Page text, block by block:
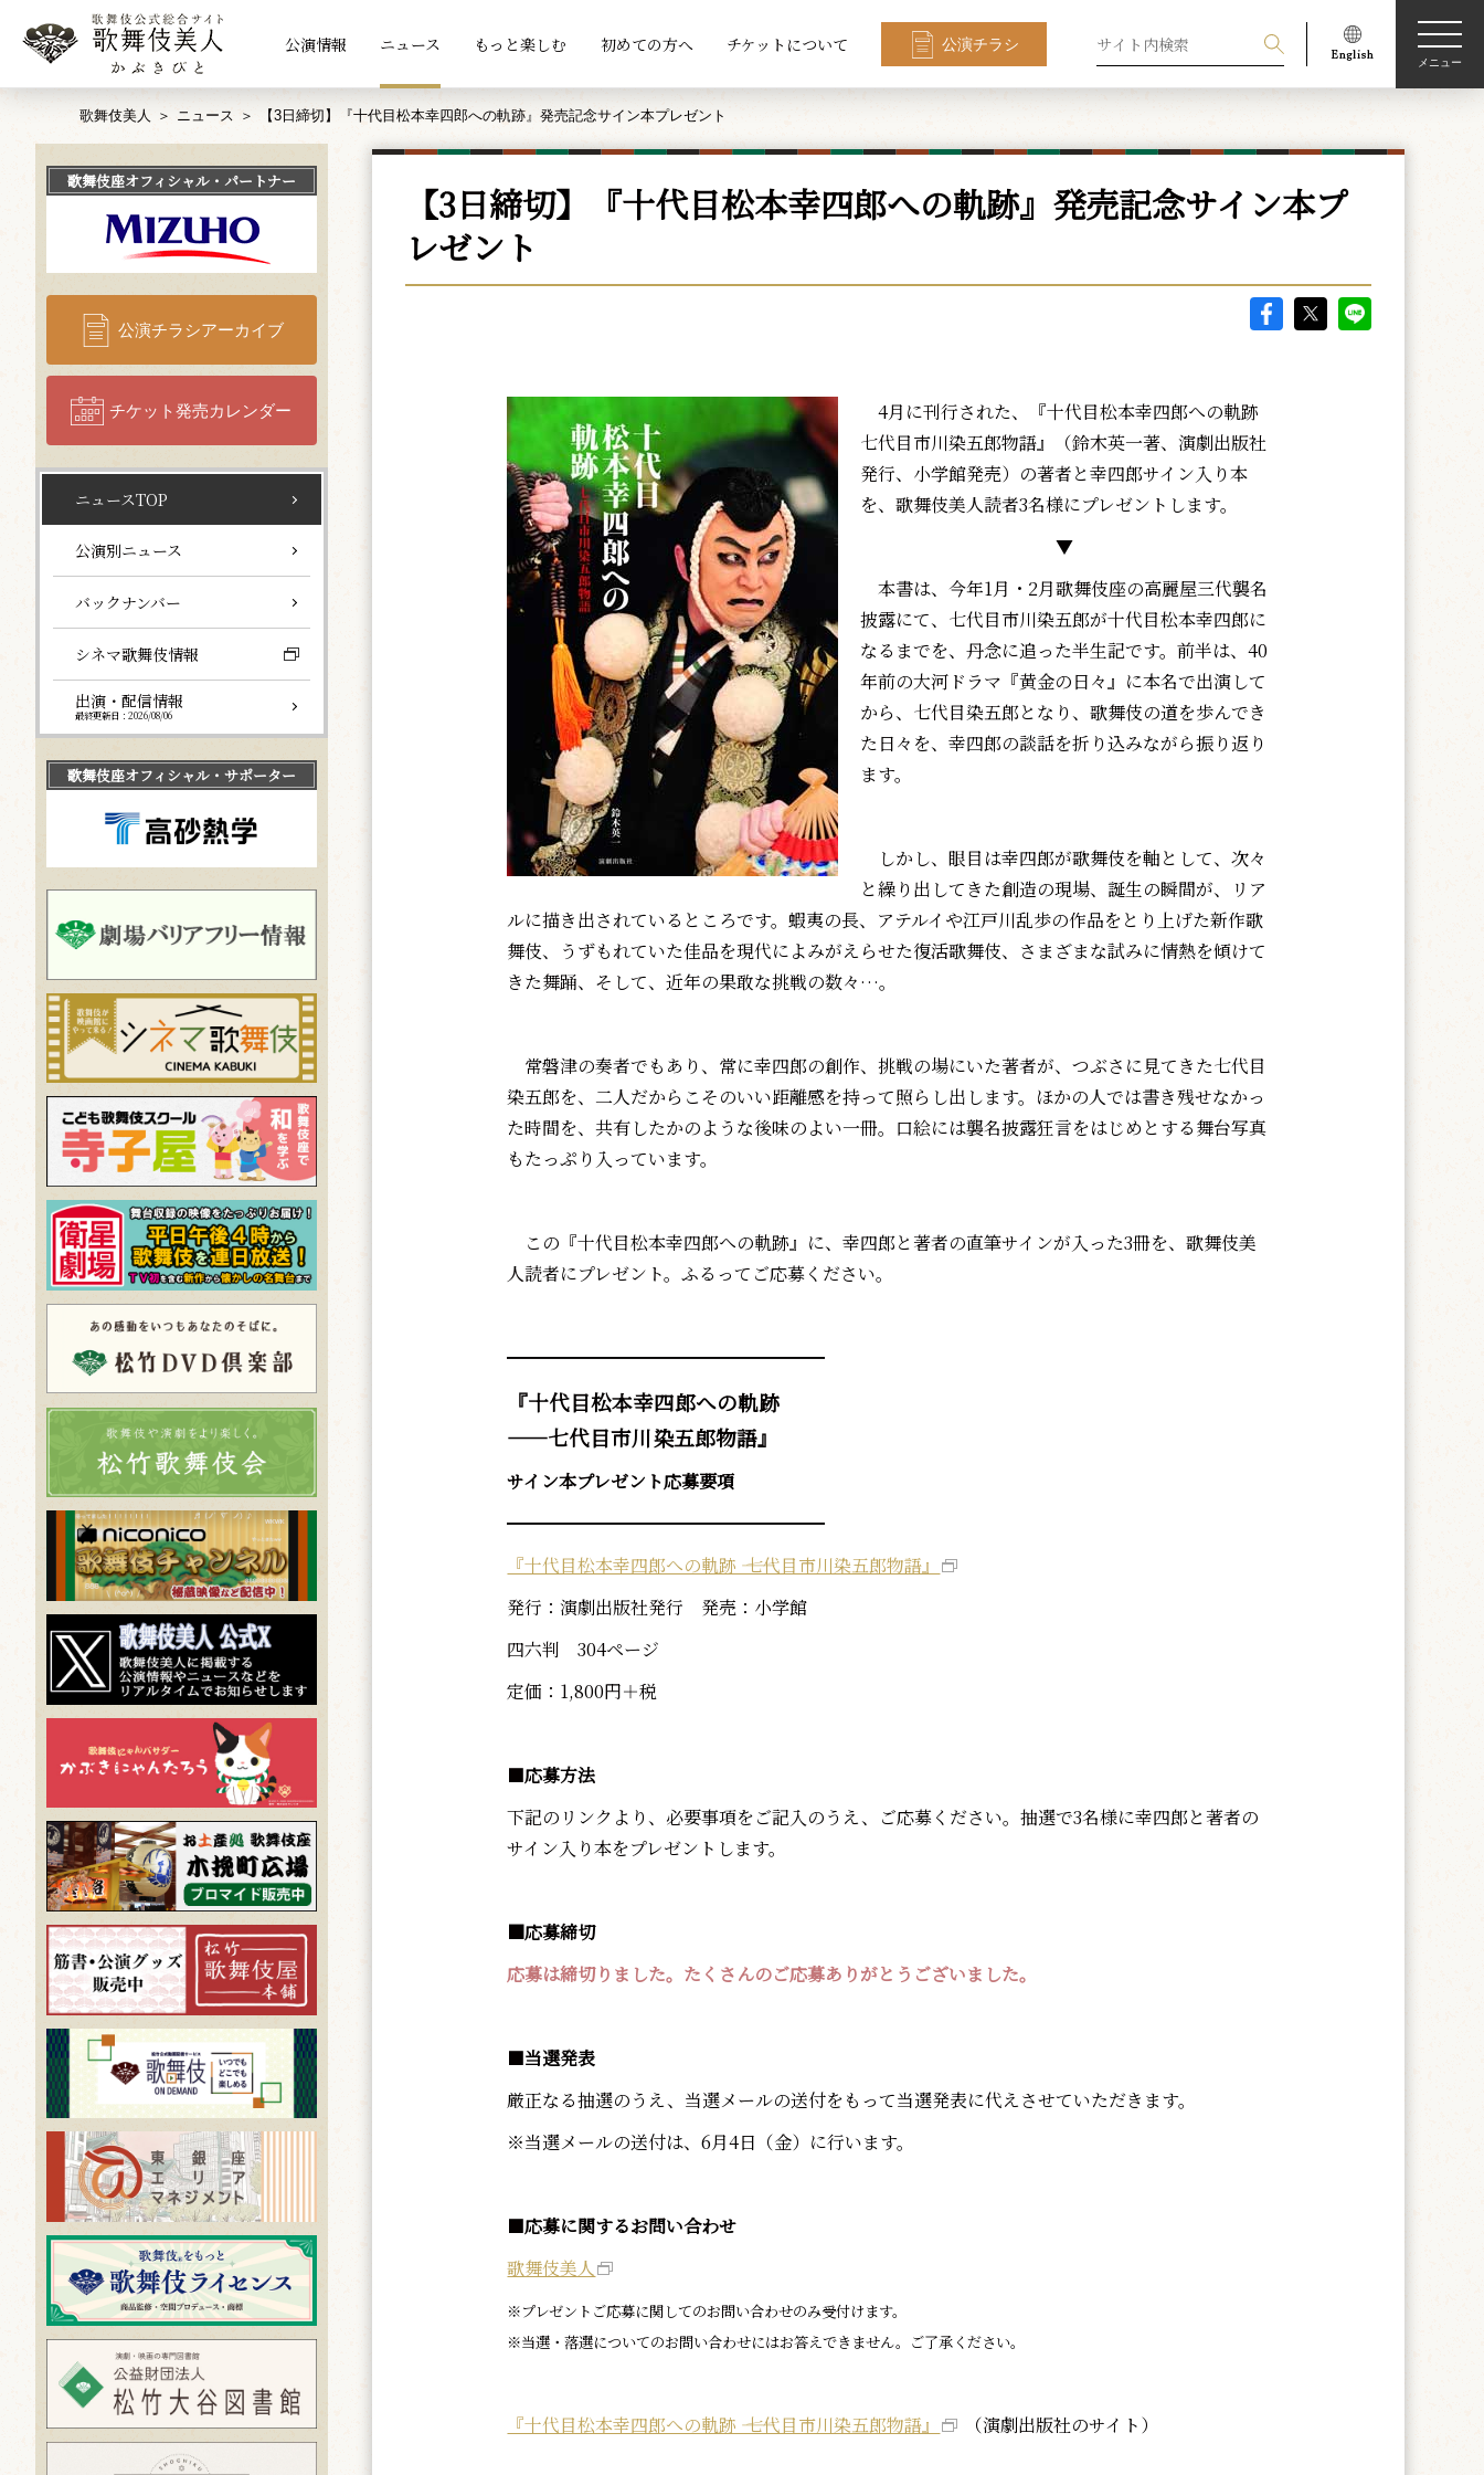
公演情報 ニュース もっと楽しむ 初めての方へ チケットについて 公演チラシ
メニュー
歌舞伎美人 ニュース 【3日締切】『十代目松本幸四郎への軌跡』発売記念サイン本プレゼント
【3日締切】『十代目松本幸四郎への軌跡』発売記念サイン本プ
レゼント
4月に刊行された、『十代目松本幸四郎への軌跡 ――
七代目市川染五郎物語』（鈴木英一著、演劇出版社
発行、小学館発売）の著者と幸四郎サイン入り本
を、歌舞伎美人読者3名様にプレゼントします。
▼
本書は、今年1月・2月歌舞伎座の高麗屋三代襲名
披露にて、七代目市川染五郎が十代目松本幸四郎に
なるまでを、丹念に追った半生記です。前半は、40
年前の大河ドラマ『黄金の日々』に本名で出演して
から、七代目染五郎となり、歌舞伎の道を歩んでき
た日々を、幸四郎の談話を折り込みながら振り返り
ます。
しかし、眼目は幸四郎が歌舞伎を軸として、次々
と繰り出してきた創造の現場、誕生の瞬間が、リア
ルに描き出されているところです。蝦夷の長、アテルイや江戸川乱歩の作品をとり上げた新作歌
舞伎、うずもれていた佳品を現代によみがえらせた復活歌舞伎、さまざまな試みに情熱を傾けて
きた舞踊、そして、近年の果敢な挑戦の数々…。
常磐津の奏者でもあり、常に幸四郎の創作、挑戦の場にいた著者が、つぶさに見てきた七代目
染五郎を、二人だからこそのいい距離感を持って照らし出します。ほかの人では書き残せなかっ
た時間を、共有したかのような後味のよい一冊。口絵には襲名披露狂言をはじめとする舞台写真
もたっぷり入っています。
この『十代目松本幸四郎への軌跡』に、幸四郎と著者の直筆サインが入った3冊を、歌舞伎美
人読者にプレゼント。ふるってご応募ください。
━━━━━━━━━━━━━━━━━━
『十代目松本幸四郎への軌跡
――七代目市川染五郎物語』
サイン本プレゼント応募要項
━━━━━━━━━━━━━━━━━━
『十代目松本幸四郎への軌跡 ―― 七代目市川染五郎物語』
発行：演劇出版社発行 発売：小学館
四六判 304ページ
定価：1,800円＋税
■応募方法
下記のリンクより、必要事項をご記入のうえ、ご応募ください。抽選で3名様に幸四郎と著者の
サイン入り本をプレゼントします。
■応募締切
応募は締切りました。たくさんのご応募ありがとうございました。
■当選発表
厳正なる抽選のうえ、当選メールの送付をもって当選発表に代えさせていただきます。
※当選メールの送付は、6月4日（金）に行います。
■応募に関するお問い合わせ
歌舞伎美人
※プレゼントご応募に関してのお問い合わせのみ受付けます。
※当選・落選についてのお問い合わせにはお答えできません。ご了承ください。
『十代目松本幸四郎への軌跡 ―― 七代目市川染五郎物語』 （演劇出版社のサイト）
歌舞伎座オフィシャル・パートナー
公演チラシアーカイブ
チケット発売カレンダー
ニュースTOP
公演別ニュース
バックナンバー
シネマ歌舞伎情報
出演・配信情報
最終更新日：2026/08/06
歌舞伎座オフィシャル・サポーター